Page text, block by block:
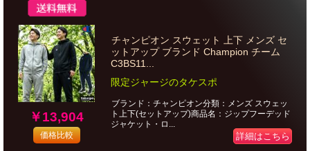
￥13,904
価格比較
チャンピオン スウェット 上下 メンズ セ
ットアップ ブランド Champion チーム
C3BS11...
限定ジャージのタケスポ
ブランド：チャンピオン分類：メンズ スウェッ
ト上下(セットアップ)商品名：ジップフーデッド
ジャケット・ロ...
詳細はこちら